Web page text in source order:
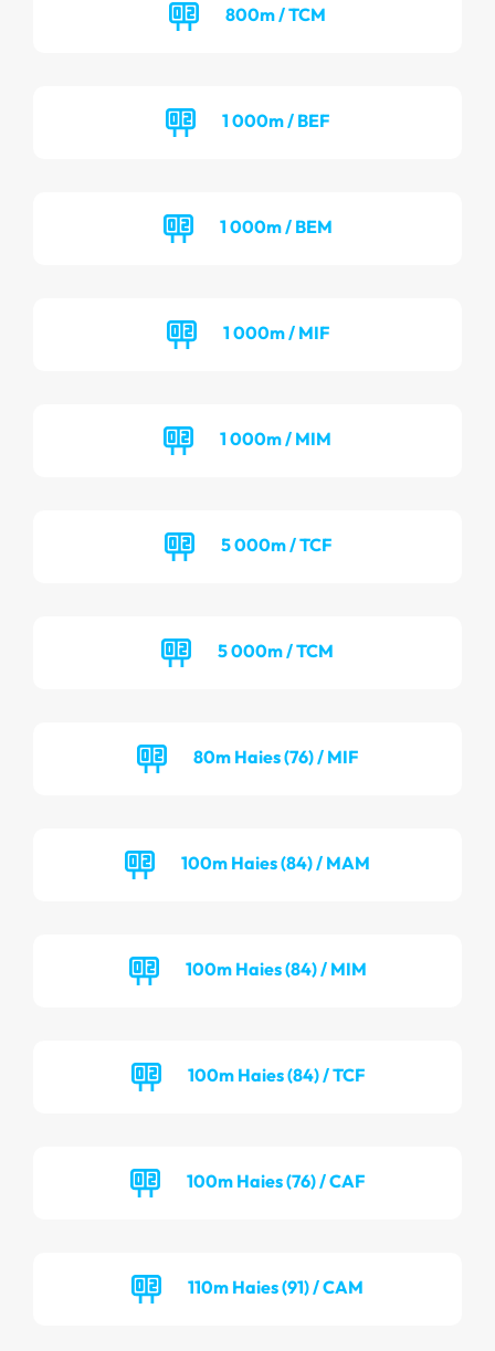
800m / TCM
1 000m / BEF
1 000m / BEM
1 000m / MIF
1 000m / MIM
5 000m / TCF
5 000m / TCM
80m Haies (76) / MIF
100m Haies (84) / MAM
100m Haies (84) / MIM
100m Haies (84) / TCF
100m Haies (76) / CAF
110m Haies (91) / CAM